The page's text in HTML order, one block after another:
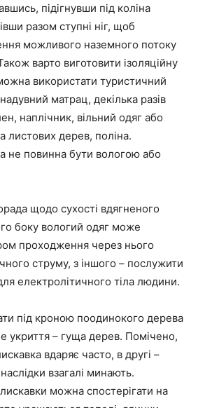
підігнувши під коліна
разом ступні ніг, щоб
можливого наземного потоку
варто виготовити ізоляційну
використати туристичний
матрац, декілька разів
наплічник, вільний одяг або
листових дерев, поліна.
не повинна бути вологою або
щодо сухості вдягненого
боку вологий одяг може
проходження через нього
струму, з іншого – послужити
електролітичного тіла людини.
під кроною поодинокого дерева
укриття – гуща дерев. Помічено,
вдаряє часто, в другі –
взагалі минають.
можна спостерігати на